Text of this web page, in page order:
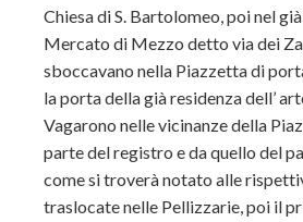
Chiesa di S. Bartolomeo, poi nel
Mercato di Mezzo detto via dei
sboccavano nella Piazzetta di
la porta della già residenza dell’
Vagarono nelle vicinanze della
parte del registro e da quello del
come si troverà notato alle
traslocate nelle Pellizzarie, poi il